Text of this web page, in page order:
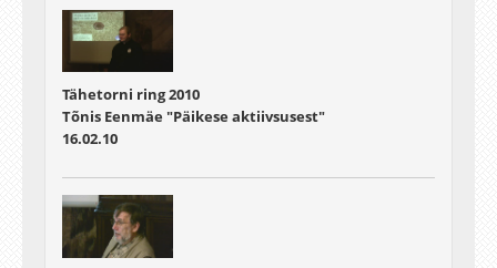
Tähetorni ring 2010
Tõnis Eenmäe "Päikese aktiivsusest"
16.02.10